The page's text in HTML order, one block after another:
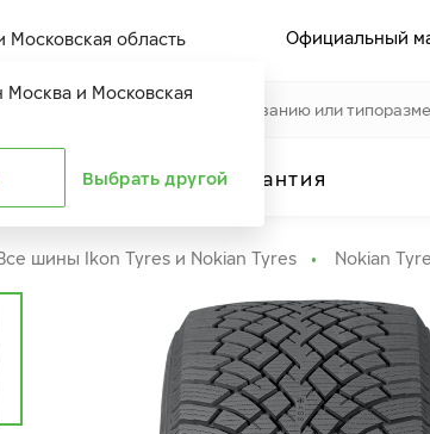
Москва и Московская
Выбрать другой
Московская область Официальный
Расширенная гарантия
шины Ikon Tyres и Nokian Tyres Nokian